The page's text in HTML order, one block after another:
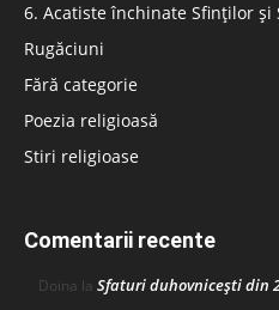
6. Acatiste închinate Sfinților și
Rugăciuni
Fără categorie
Poezia religioasă
Stiri religioase
Comentarii recente
Doina la Sfaturi duhovnicești din